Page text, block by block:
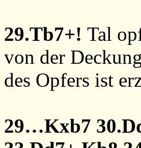
29.Tb7+! Tal
von der
des Opfers ist
29…Kxb7